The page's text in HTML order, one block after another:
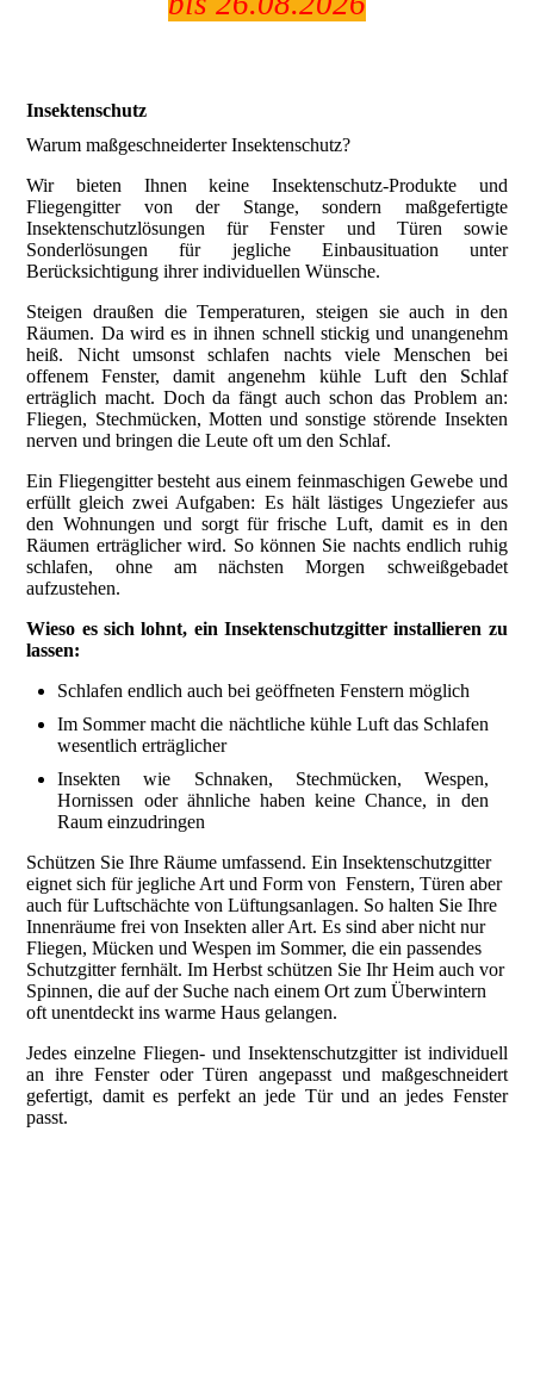
Insektenschutz
Warum maßgeschneiderter Insektenschutz?
Wir bieten Ihnen keine Insektenschutz-Produkte und
Fliegengitter von der Stange, sondern maßgefertigte
Insektenschutzlösungen für Fenster und Türen sowie
Sonderlösungen für jegliche Einbausituation unter
Berücksichtigung ihrer individuellen Wünsche.
Steigen draußen die Temperaturen, steigen sie auch in den
Räumen. Da wird es in ihnen schnell stickig und unangenehm
heiß. Nicht umsonst schlafen nachts viele Menschen bei
offenem Fenster, damit angenehm kühle Luft den Schlaf
erträglich macht. Doch da fängt auch schon das Problem an:
Fliegen, Stechmücken, Motten und sonstige störende Insekten
nerven und bringen die Leute oft um den Schlaf.
Ein Fliegengitter besteht aus einem feinmaschigen Gewebe und
erfüllt gleich zwei Aufgaben: Es hält lästiges Ungeziefer aus
den Wohnungen und sorgt für frische Luft, damit es in den
Räumen erträglicher wird. So können Sie nachts endlich ruhig
schlafen, ohne am nächsten Morgen schweißgebadet
aufzustehen.
Wieso es sich lohnt, ein Insektenschutzgitter installieren zu
lassen:
Schlafen endlich auch bei geöffneten Fenstern möglich
Im Sommer macht die nächtliche kühle Luft das Schlafen
wesentlich erträglicher
Insekten wie Schnaken, Stechmücken, Wespen,
Hornissen oder ähnliche haben keine Chance, in den
Raum einzudringen
Schützen Sie Ihre Räume umfassend. Ein Insektenschutzgitter
eignet sich für jegliche Art und Form von Fenstern, Türen aber
auch für Luftschächte von Lüftungsanlagen. So halten Sie Ihre
Innenräume frei von Insekten aller Art. Es sind aber nicht nur
Fliegen, Mücken und Wespen im Sommer, die ein passendes
Schutzgitter fernhält. Im Herbst schützen Sie Ihr Heim auch vor
Spinnen, die auf der Suche nach einem Ort zum Überwintern
oft unentdeckt ins warme Haus gelangen.
Jedes einzelne Fliegen- und Insektenschutzgitter ist individuell
an ihre Fenster oder Türen angepasst und maßgeschneidert
gefertigt, damit es perfekt an jede Tür und an jedes Fenster
passt.